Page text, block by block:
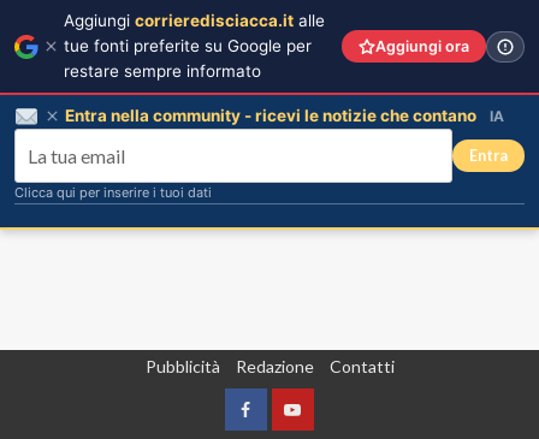
Pubblicità Redazione Contatti
FacebookYountube
Aggiungi corrieredisciacca.it alle
tue fonti preferite su Google per
restare sempre informato
Aggiungi ora
Entra nella community - ricevi le notizie che contano IA
Entra
Clicca qui per inserire i tuoi dati